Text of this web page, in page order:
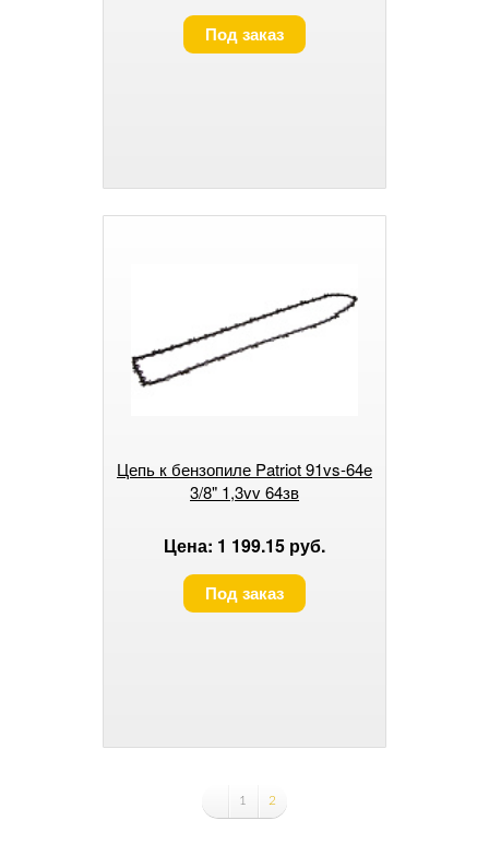
Под заказ
Цепь к бензопиле Patriot 91vs-64e
3/8" 1,3vv 64зв
Цена: 1 199.15 руб.
Под заказ
1 2